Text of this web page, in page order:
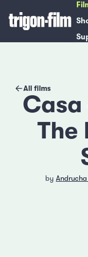
All films
The
by